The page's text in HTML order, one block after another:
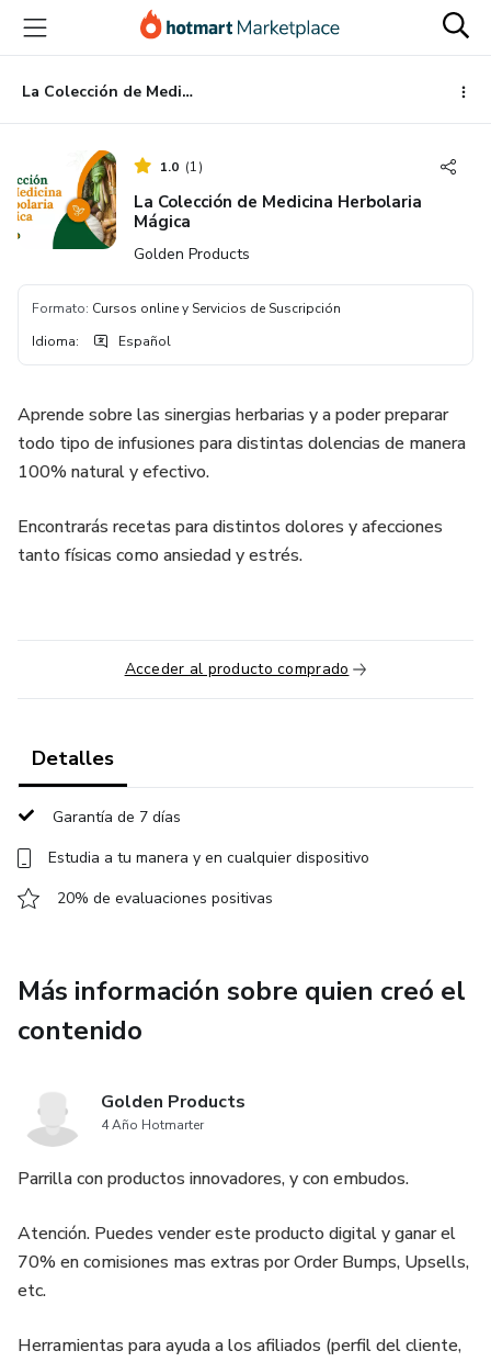
principal
página
de
página
La Colección de Medicina Herbolaria Mágica
1.0 (1)
La Colección de Medicina Herbolaria
Mágica
Golden Products
Formato: Cursos online y Servicios de Suscripción
Idioma: Español
Aprende sobre las sinergias herbarias y a poder preparar
todo tipo de infusiones para distintas dolencias de manera
100% natural y efectivo.
Encontrarás recetas para distintos dolores y afecciones
tanto físicas como ansiedad y estrés.
Acceder al producto comprado
Detalles
Garantía de 7 días
Estudia a tu manera y en cualquier dispositivo
20% de evaluaciones positivas
Más información sobre quien creó el
contenido
Golden Products
4 Año Hotmarter
Parrilla con productos innovadores, y con embudos.
Atención. Puedes vender este producto digital y ganar el
70% en comisiones mas extras por Order Bumps, Upsells,
etc.
Herramientas para ayuda a los afiliados (perfil del cliente,